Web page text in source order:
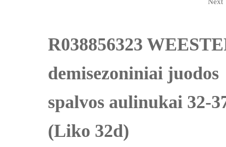
R506355116 WEESTEP
BALTOS SPALVOS
AULINUKAI 22-26D
R038856323
demisezoniniai juodos
spalvos aulinukai 32-
(Liko 32d)